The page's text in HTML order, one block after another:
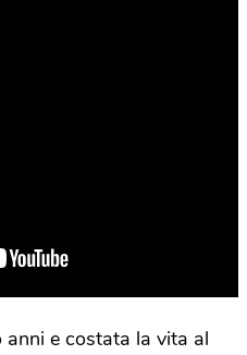
anni e costata la vita al